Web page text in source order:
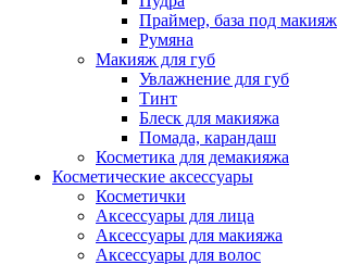
Праймер, база под макияж
Румяна
Макияж для губ
Увлажнение для губ
Тинт
Блеск для макияжа
Помада, карандаш
Косметика для демакияжа
Косметические аксессуары
Косметички
Аксессуары для лица
Аксессуары для макияжа
Аксессуары для волос